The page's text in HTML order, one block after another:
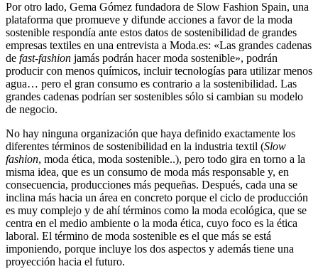
Por otro lado, Gema Gómez fundadora de Slow Fashion Spain, una
plataforma que promueve y difunde acciones a favor de la moda
sostenible respondía ante estos datos de sostenibilidad de grandes
empresas textiles en una entrevista a Moda.es: «Las grandes cadenas
de fast-fashion jamás podrán hacer moda sostenible», podrán
producir con menos químicos, incluir tecnologías para utilizar menos
agua… pero el gran consumo es contrario a la sostenibilidad. Las
grandes cadenas podrían ser sostenibles sólo si cambian su modelo
de negocio.
No hay ninguna organización que haya definido exactamente los
diferentes términos de sostenibilidad en la industria textil (Slow
fashion, moda ética, moda sostenible..), pero todo gira en torno a la
misma idea, que es un consumo de moda más responsable y, en
consecuencia, producciones más pequeñas. Después, cada una se
inclina más hacia un área en concreto porque el ciclo de producción
es muy complejo y de ahí términos como la moda ecológica, que se
centra en el medio ambiente o la moda ética, cuyo foco es la ética
laboral. El término de moda sostenible es el que más se está
imponiendo, porque incluye los dos aspectos y además tiene una
proyección hacia el futuro.